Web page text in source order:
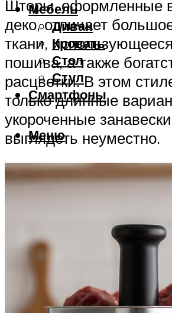
Мебель
Диван
Кровать
Стол
Стул
Смартфоны
Меню
Шторы, оформленные
деко, отличает
ткани,
пошива, а также
расцветки. В этом
только длинные
укороченные
выглядеть неуместно.